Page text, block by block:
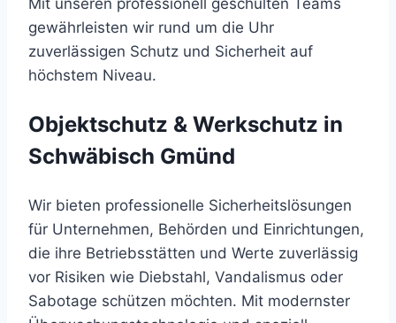
Mit unseren professionell geschulten Teams
gewährleisten wir rund um die Uhr
zuverlässigen Schutz und Sicherheit auf
höchstem Niveau.
Objektschutz & Werkschutz in
Schwäbisch Gmünd
Wir bieten professionelle Sicherheitslösungen
für Unternehmen, Behörden und Einrichtungen,
die ihre Betriebsstätten und Werte zuverlässig
vor Risiken wie Diebstahl, Vandalismus oder
Sabotage schützen möchten. Mit modernster